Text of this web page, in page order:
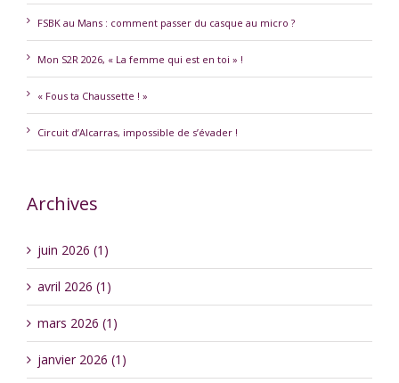
FSBK au Mans : comment passer du casque au micro ?
Mon S2R 2026, « La femme qui est en toi » !
« Fous ta Chaussette ! »
Circuit d’Alcarras, impossible de s’évader !
Archives
juin 2026 (1)
avril 2026 (1)
mars 2026 (1)
janvier 2026 (1)